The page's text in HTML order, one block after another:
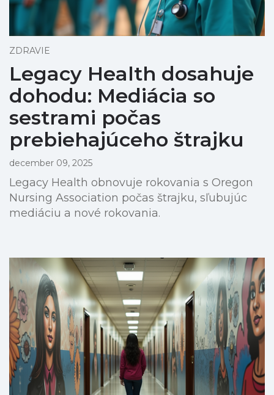
ZDRAVIE
Legacy Health dosahuje
dohodu: Mediácia so
sestrami počas
prebiehajúceho štrajku
december 09, 2025
Legacy Health obnovuje rokovania s Oregon
Nursing Association počas štrajku, sľubujúc
mediáciu a nové rokovania.